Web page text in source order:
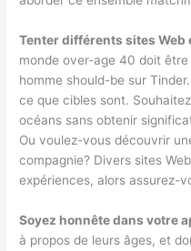
Tenter différents sites Web
monde over-age 40 doit être
homme should-be sur
ce que cibles sont.
océans sans obtenir
Ou voulez-vous découvrir
compagnie? Divers sites
expériences, alors assurez-
Soyez honnête dans votre
à propos de leurs âges, et